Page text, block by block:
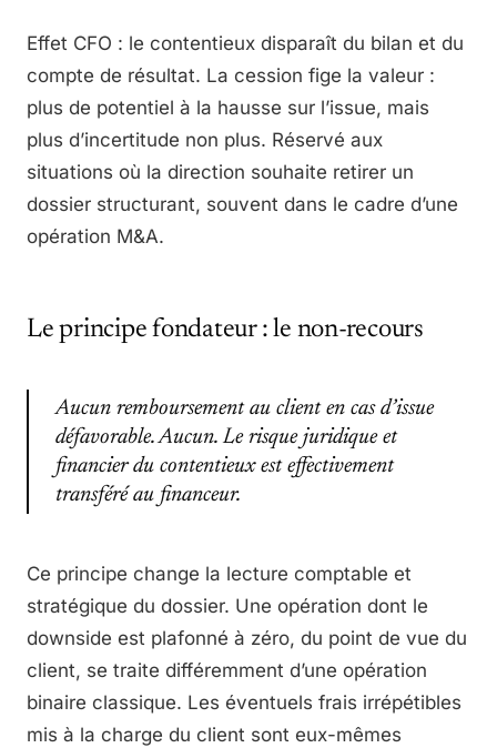
Effet CFO : le contentieux disparaît du bilan et du
compte de résultat. La cession fige la valeur :
plus de potentiel à la hausse sur l’issue, mais
plus d’incertitude non plus. Réservé aux
situations où la direction souhaite retirer un
dossier structurant, souvent dans le cadre d’une
opération M&A.
Le principe fondateur : le non-recours
Aucun remboursement au client en cas d’issue
défavorable. Aucun. Le risque juridique et
financier du contentieux est effectivement
transféré au financeur.
Ce principe change la lecture comptable et
stratégique du dossier. Une opération dont le
downside est plafonné à zéro, du point de vue du
client, se traite différemment d’une opération
binaire classique. Les éventuels frais irrépétibles
mis à la charge du client sont eux-mêmes